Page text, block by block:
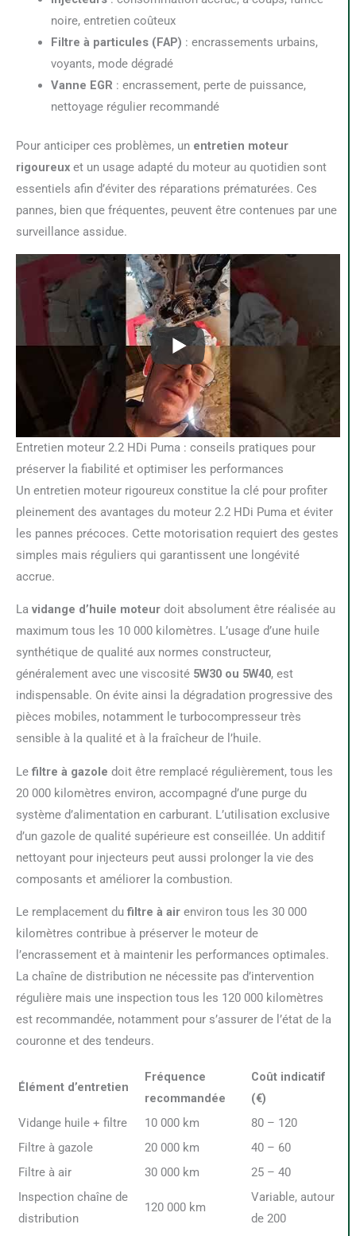
noire, entretien coûteux
Filtre à particules (FAP) : encrassements urbains,
voyants, mode dégradé
Vanne EGR : encrassement, perte de puissance,
nettoyage régulier recommandé
Pour anticiper ces problèmes, un entretien moteur
rigoureux et un usage adapté du moteur au quotidien sont
essentiels afin d’éviter des réparations prématurées. Ces
pannes, bien que fréquentes, peuvent être contenues par une
surveillance assidue.
Entretien moteur 2.2 HDi Puma : conseils pratiques pour
préserver la fiabilité et optimiser les performances
Un entretien moteur rigoureux constitue la clé pour profiter
pleinement des avantages du moteur 2.2 HDi Puma et éviter
les pannes précoces. Cette motorisation requiert des gestes
simples mais réguliers qui garantissent une longévité
accrue.
La vidange d’huile moteur doit absolument être réalisée au
maximum tous les 10 000 kilomètres. L’usage d’une huile
synthétique de qualité aux normes constructeur,
généralement avec une viscosité 5W30 ou 5W40, est
indispensable. On évite ainsi la dégradation progressive des
pièces mobiles, notamment le turbocompresseur très
sensible à la qualité et à la fraîcheur de l’huile.
Le filtre à gazole doit être remplacé régulièrement, tous les
20 000 kilomètres environ, accompagné d’une purge du
système d’alimentation en carburant. L’utilisation exclusive
d’un gazole de qualité supérieure est conseillée. Un additif
nettoyant pour injecteurs peut aussi prolonger la vie des
composants et améliorer la combustion.
Le remplacement du filtre à air environ tous les 30 000
kilomètres contribue à préserver le moteur de
l’encrassement et à maintenir les performances optimales.
La chaîne de distribution ne nécessite pas d’intervention
régulière mais une inspection tous les 120 000 kilomètres
est recommandée, notamment pour s’assurer de l’état de la
couronne et des tendeurs.
Élément d’entretien
Fréquence
recommandée
Coût indicatif
(€)
Vidange huile + filtre
10 000 km
80 – 120
Filtre à gazole
20 000 km
40 – 60
Filtre à air
30 000 km
25 – 40
Inspection chaîne de
distribution
120 000 km
Variable, autour
de 200